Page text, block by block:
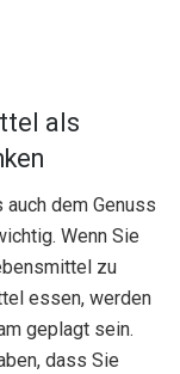
als
dem Genuss
Wenn Sie
zu
essen, werden
geplagt sein.
dass Sie